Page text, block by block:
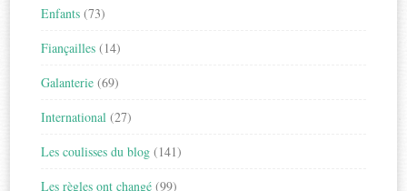
Enfants (73)
Fiançailles (14)
Galanterie (69)
International (27)
Les coulisses du blog (141)
Les règles ont changé (99)